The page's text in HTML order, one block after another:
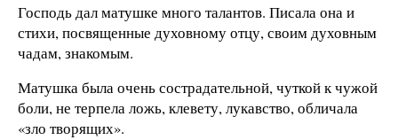
Господь дал матушке много талантов. Писала она и
стихи, посвященные духовному отцу, своим духовным
чадам, знакомым.
Матушка была очень сострадательной, чуткой к чужой
боли, не терпела ложь, клевету, лукавство, обличала
«зло творящих».